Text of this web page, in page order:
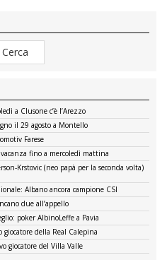
a Clusone c’è l’Arezzo
il 29 agosto a Montello
Farese
fino a mercoledì mattina
Krstovic (neo papà per la seconda volta)
Albano ancora campione CSI
due all’appello
poker AlbinoLeffe a Pavia
giocatore della Real Calepina
giocatore del Villa Valle